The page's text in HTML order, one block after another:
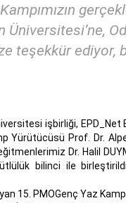
ediyor,
işbirliği,
Prof. Dr.
Dr. Halil
bilinci ile
15. PMOGenç Yaz